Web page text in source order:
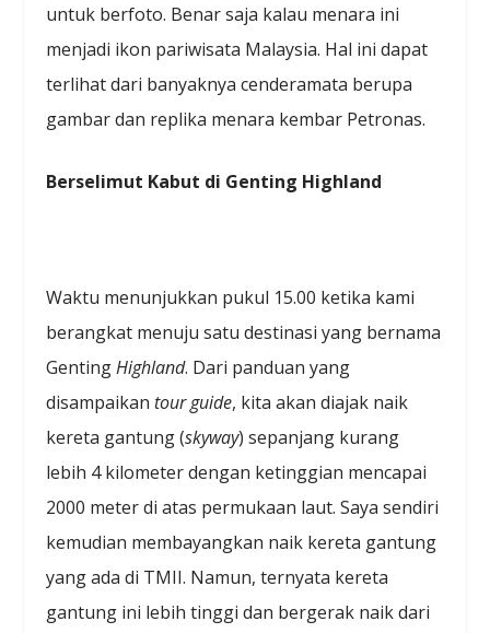
untuk berfoto. Benar saja kalau menara ini
menjadi ikon pariwisata Malaysia. Hal ini dapat
terlihat dari banyaknya cenderamata berupa
gambar dan replika menara kembar Petronas.
Berselimut Kabut di Genting Highland
Waktu menunjukkan pukul 15.00 ketika kami
berangkat menuju satu destinasi yang bernama
GentingHighland. Dari panduan yang
disampaikan tour guide, kita akan diajak naik
kereta gantung (skyway) sepanjang kurang
lebih 4 kilometer dengan ketinggian mencapai
2000 meter di atas permukaan laut. Saya sendiri
kemudian membayangkan naik kereta gantung
yang ada di TMII. Namun, ternyata kereta
gantung ini lebih tinggi dan bergerak naik dari